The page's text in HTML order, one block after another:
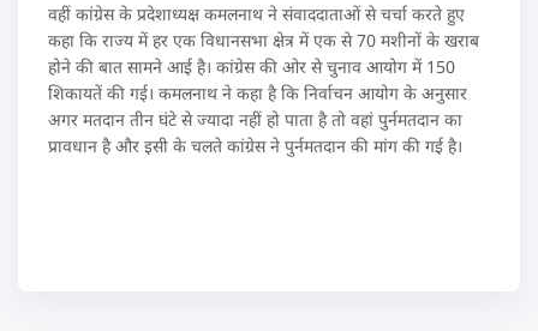
वहीं कांग्रेस के प्रदेशाध्यक्ष कमलनाथ ने संवाददाताओं से चर्चा करते हुए
कहा कि राज्य में हर एक विधानसभा क्षेत्र में एक से 70 मशीनों के खराब
होने की बात सामने आई है। कांग्रेस की ओर से चुनाव आयोग में 150
शिकायतें की गई। कमलनाथ ने कहा है कि निर्वाचन आयोग के अनुसार
अगर मतदान तीन घंटे से ज्यादा नहीं हो पाता है तो वहां पुर्नमतदान का
प्रावधान है और इसी के चलते कांग्रेस ने पुर्नमतदान की मांग की गई है।